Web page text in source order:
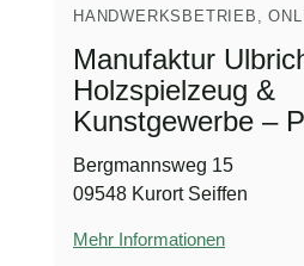
HANDWERKSBETRIEB,
Manufaktur
Holzspielzeug &
Kunstgewerbe –
Bergmannsweg 15
09548 Kurort Seiffen
Mehr Informationen